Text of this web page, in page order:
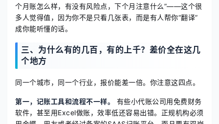
个月账怎么样，有没有风险点，下个月注意什么”——这个很
多人觉得值，因为你不是只看几张表，而是有人帮你“翻译”
成你能听懂的话。
三、为什么有的几百，有的上千？差价全在这几
个地方
同一个城市，同一个行业，报价能差一倍。你注意这四点。
第一，记账工具和流程不一样。
有些小代账公司用免费财务
软件，甚至用Excel做账，效率低还容易出错。正规机构必须